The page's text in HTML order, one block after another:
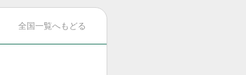
全国一覧へもどる